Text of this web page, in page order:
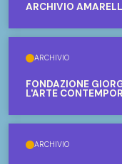
ARCHIVIO
ARCHIVIO
FONDAZIONE
L'ARTE
ARCHIVIO